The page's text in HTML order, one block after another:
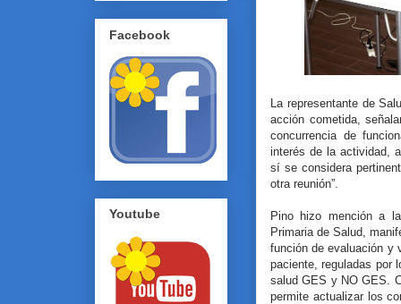
La representante de
acción cometida,
concurrencia de
interés de la actividad,
sí se considera
otra reunión”.
Pino hizo mención a
Primaria de Salud,
función de evaluación y
paciente, reguladas por
salud GES y NO GES.
permite actualizar los
Facebook
Youtube